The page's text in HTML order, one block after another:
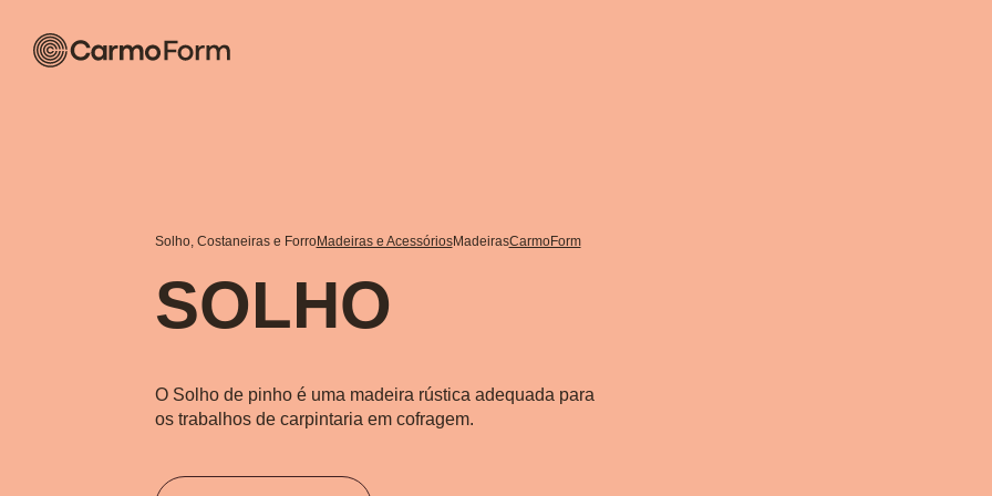
Solho, Costaneiras e ForroMadeiras e AcessóriosMadeirasCarmoForm
SOLHO
O Solho de pinho é uma madeira rústica adequada para
os trabalhos de carpintaria em cofragem.